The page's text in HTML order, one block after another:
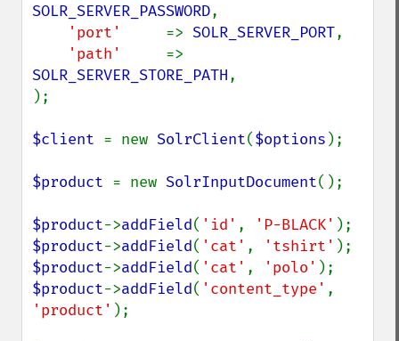
SOLR_SERVER_PASSWORD,
'port' => SOLR_SERVER_PORT,
'path'
SOLR_SERVER_STORE_PATH,
);
$client = new SolrClient($options );
$product = new SolrInputDocument();
$product->addField( 'id' , 'P-BLACK'
$product->addField( 'cat' , 'tshirt'
$product->addField( 'cat' , 'polo'
$product->addField( 'content_type'
'product' );